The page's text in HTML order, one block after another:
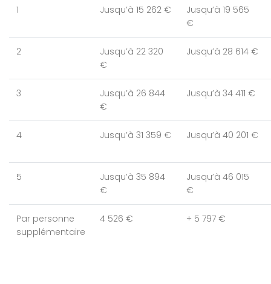
1 Jusqu’à 15 262 €
Jusqu’à 19 565
€
2
Jusqu’à 22 320
€
Jusqu’à 28 614 €
3
Jusqu’à 26 844
€
Jusqu’à 34 411 €
4 Jusqu’à 31 359 € Jusqu’à 40 201 €
5
Jusqu’à 35 894
€
Jusqu’à 46 015
€
Par personne
supplémentaire
4 526 € + 5 797 €